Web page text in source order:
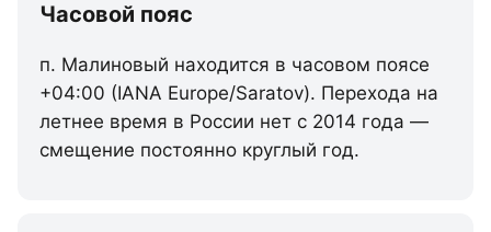
Часовой пояс
п. Малиновый находится в часовом поясе
+04:00 (IANA Europe/Saratov). Перехода на
летнее время в России нет с 2014 года —
смещение постоянно круглый год.